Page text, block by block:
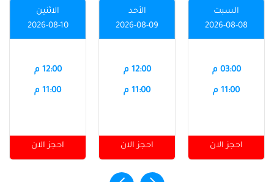
السبت
2026-08-08
03:00 م
11:00 م
احجز الان
الأحد
2026-08-09
12:00 م
11:00 م
احجز الان
الاثنين
2026-08-10
12:00 م
11:00 م
احجز الان